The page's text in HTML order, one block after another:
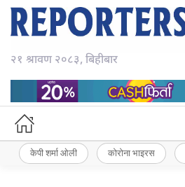
२१ श्रावण २०८३, बिहीबार
केपी शर्मा ओली कोरोना भाइरस